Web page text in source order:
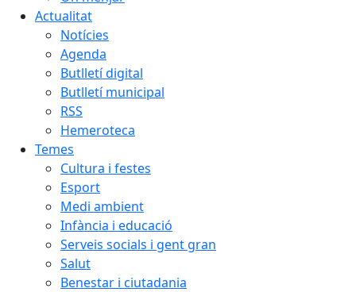
Actualitat
Notícies
Agenda
Butlletí digital
Butlletí municipal
RSS
Hemeroteca
Temes
Cultura i festes
Esport
Medi ambient
Infància i educació
Serveis socials i gent gran
Salut
Benestar i ciutadania